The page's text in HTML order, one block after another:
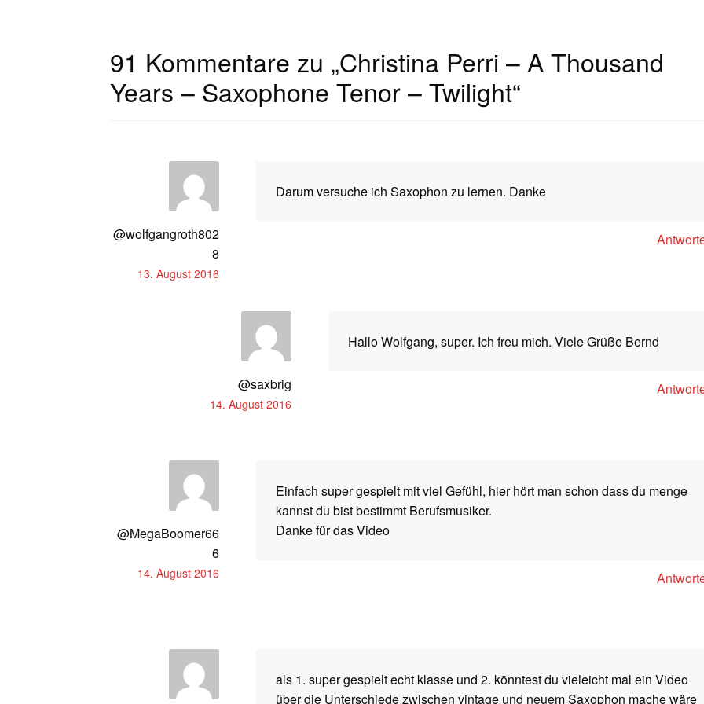
91 Kommentare zu „Christina Perri – A Thousand
Years – Saxophone Tenor – Twilight“
@wolfgangroth802
8
13. August 2016
Darum versuche ich Saxophon zu lernen. Danke
@saxbrig
14. August 2016
Hallo Wolfgang, super. Ich freu mich. Viele Grüße Bernd
@MegaBoomer66
6
14. August 2016
Einfach super gespielt mit viel Gefühl, hier hört man schon dass du menge
kannst du bist bestimmt Berufsmusiker.
Danke für das Video
als 1. super gespielt echt klasse und 2. könntest du vieleicht mal ein Video
über die Unterschiede zwischen vintage und neuem Saxophon mache wäre